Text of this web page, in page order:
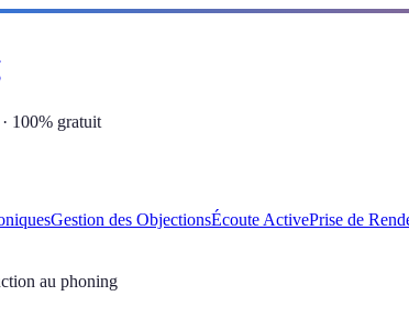
100% gratuit
Gestion des ObjectionsÉcoute ActivePrise de
au phoning